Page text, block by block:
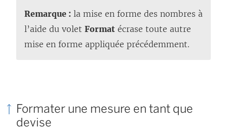
Remarque : la mise en forme des nombres à
l’aide du volet Format écrase toute autre
mise en forme appliquée précédemment.
Formater une mesure en tant que
devise